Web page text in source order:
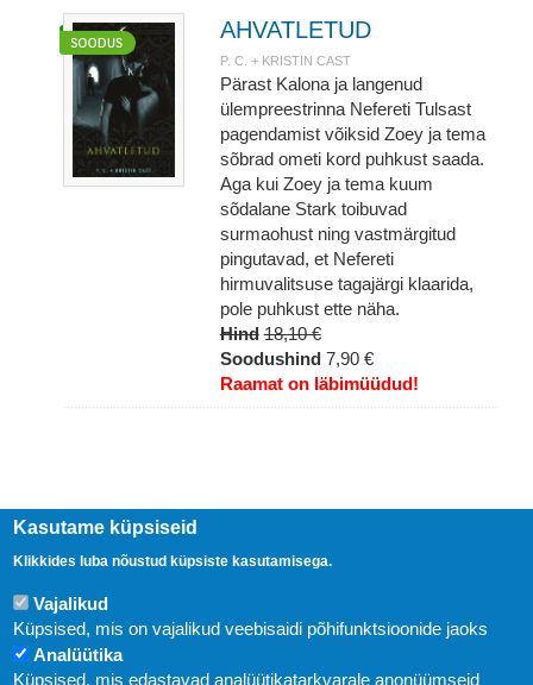
AHVATLETUD
P. C. + KRISTIN CAST
Pärast Kalona ja langenud
ülempreestrinna Nefereti Tulsast
pagendamist võiksid Zoey ja tema
sõbrad ometi kord puhkust saada.
Aga kui Zoey ja tema kuum
sõdalane Stark toibuvad
surmaohust ning vastmärgitud
pingutavad, et Nefereti
hirmuvalitsuse tagajärgi klaarida,
pole puhkust ette näha.
Hind 18,10 €
Soodushind 7,90 €
Raamat on läbimüüdud!
Kasutame küpsiseid
Klikkides luba nõustud küpsiste kasutamisega.
Vajalikud
Küpsised, mis on vajalikud veebisaidi põhifunktsioonide jaoks
Analüütika
Küpsised, mis edastavad analüütikatarkvarale anonüümseid